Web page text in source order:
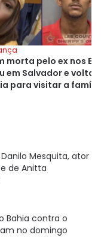
morta pelo ex nos
em Salvador e
para visitar a
Mesquita, ator
de Anitta
Bahia contra o
no domingo